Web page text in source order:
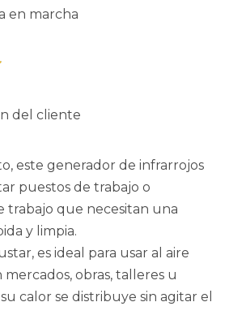
en marcha
del cliente
este generador de infrarrojos
puestos de trabajo o
trabajo que necesitan una
y limpia.
es ideal para usar al aire
mercados, obras, talleres u
calor se distribuye sin agitar el